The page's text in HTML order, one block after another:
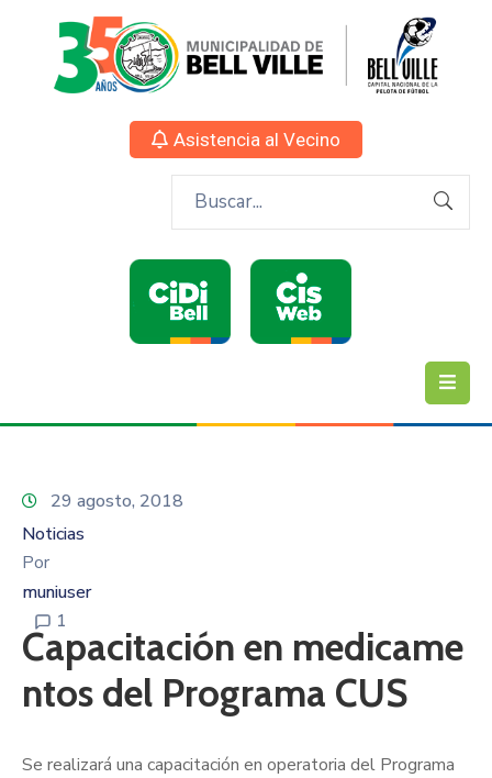
Asistencia al Vecino
29 agosto, 2018
Noticias
Por
muniuser
1
Capacitación en medicame
ntos del Programa CUS
Se realizará una capacitación en operatoria del Programa